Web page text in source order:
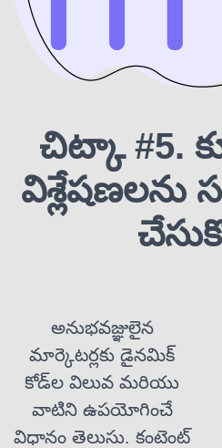
చిట్కా #5.
విశ్లేషణలను
అనుభవజ్ఞులైన
మార్కెటర్లకు డైనమిక్
కోడ్‌ల విలువ మరియు
వాటిని ఉపయోగించే
విధానం తెలుసు. కంటెంట్